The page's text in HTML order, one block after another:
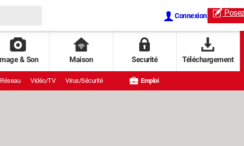
Connexion
& Son Maison Securité Téléchargement
Réseau Vidéo/TV Virus/Sécurité Emploi